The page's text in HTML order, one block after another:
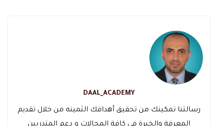
DAAL_ACADEMY
رسالتنا تمكينك من تحقيق أهدافك الثمينه من خلال تقديم
المعرفة والخبرة في كافة المجالات و دعم المتدربين